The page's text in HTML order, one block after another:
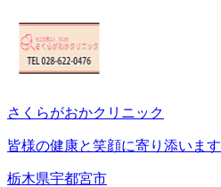
さくらがおかクリニック
皆様の健康と笑顔に寄り添います
栃木県宇都宮市